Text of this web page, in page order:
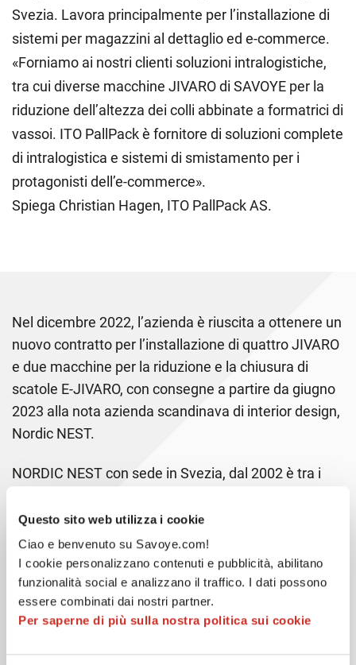
Questo sito web utilizza i cookie
Ciao e benvenuto su Savoye.com!
I cookie personalizzano contenuti e pubblicità, abilitano
funzionalità social e analizzano il traffico. I dati possono
essere combinati dai nostri partner.
Per saperne di più sulla nostra politica sui cookie
Svezia. Lavora principalmente per l’installazione di
sistemi per magazzini al dettaglio ed e-commerce.
«Forniamo ai nostri clienti soluzioni intralogistiche,
tra cui diverse macchine JIVARO di SAVOYE per la
riduzione dell’altezza dei colli abbinate a formatrici di
vassoi. ITO PallPack è fornitore di soluzioni complete
di intralogistica e sistemi di smistamento per i
protagonisti dell’e-commerce».
Spiega Christian Hagen, ITO PallPack AS.
Nel dicembre 2022, l’azienda è riuscita a ottenere un
nuovo contratto per l’installazione di quattro JIVARO
e due macchine per la riduzione e la chiusura di
scatole E-JIVARO, con consegne a partire da giugno
2023 alla nota azienda scandinava di interior design,
Nordic NEST.
NORDIC NEST con sede in Svezia, dal 2002 è tra i
propone oltre 40.000 prodotti di design scandinavo
distribuendo oltre 250 marchi.
«Abbiamo sentito parlare di Savoye durante le
discussioni iniziali con ITO e Axel Hagen, dove si è
parlato dell’automazione generale per il nostro